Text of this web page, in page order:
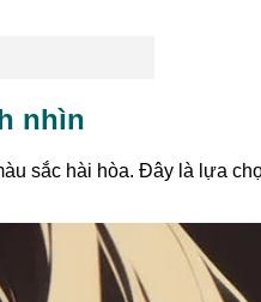
nhìn
sắc hài hòa. Đây là lựa